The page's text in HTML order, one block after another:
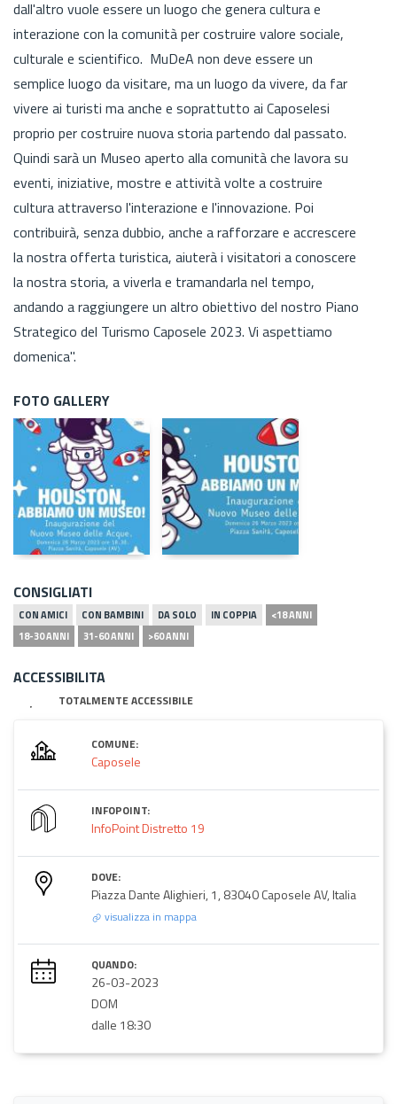
dall'altro vuole essere un luogo che genera cultura e
interazione con la comunità per costruire valore sociale,
culturale e scientifico. MuDeA non deve essere un
semplice luogo da visitare, ma un luogo da vivere, da far
vivere ai turisti ma anche e soprattutto ai Caposelesi
proprio per costruire nuova storia partendo dal passato.
Quindi sarà un Museo aperto alla comunità che lavora su
eventi, iniziative, mostre e attività volte a costruire
cultura attraverso l'interazione e l'innovazione. Poi
contribuirà, senza dubbio, anche a rafforzare e accrescere
la nostra offerta turistica, aiuterà i visitatori a conoscere
la nostra storia, a viverla e tramandarla nel tempo,
andando a raggiungere un altro obiettivo del nostro Piano
Strategico del Turismo Caposele 2023. Vi aspettiamo
domenica".
FOTO GALLERY
CONSIGLIATI
CON AMICI CON BAMBINI DA SOLO IN COPPIA
<18 ANNI
18-30 ANNI
31-60 ANNI >60 ANNI
ACCESSIBILITA
TOTALMENTE ACCESSIBILE
COMUNE:
Caposele
INFOPOINT:
InfoPoint Distretto 19
DOVE:
Piazza Dante Alighieri, 1, 83040 Caposele AV, Italia
visualizza in mappa
QUANDO:
26-03-2023
DOM
dalle 18:30